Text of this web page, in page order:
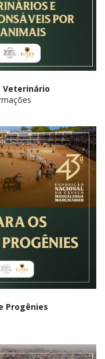
Veterinário
Progênies